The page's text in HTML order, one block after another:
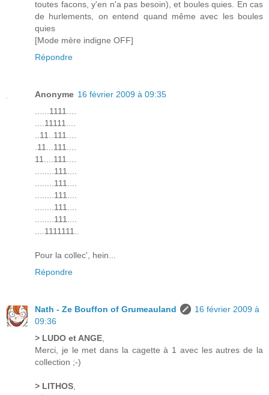
toutes facons, y'en n'a pas besoin), et boules quies. En cas
de hurlements, on entend quand même avec les boules
quies
[Mode mère indigne OFF]
Répondre
Anonyme 16 février 2009 à 09:35
......1111....
....11111....
..11..111....
.11...111....
11....111....
........111....
........111....
........111....
........111....
........111....
....1111111..
Pour la collec', hein...
Répondre
Nath - Ze Bouffon of Grumeauland
16 février 2009 à
09:36
> LUDO et ANGE,
Merci, je le met dans la cagette à 1 avec les autres de la
collection ;-)
> LITHOS,